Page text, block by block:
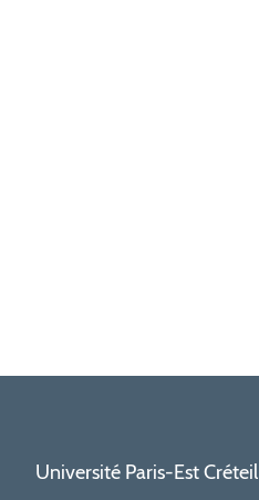
Université Paris-Est Créteil